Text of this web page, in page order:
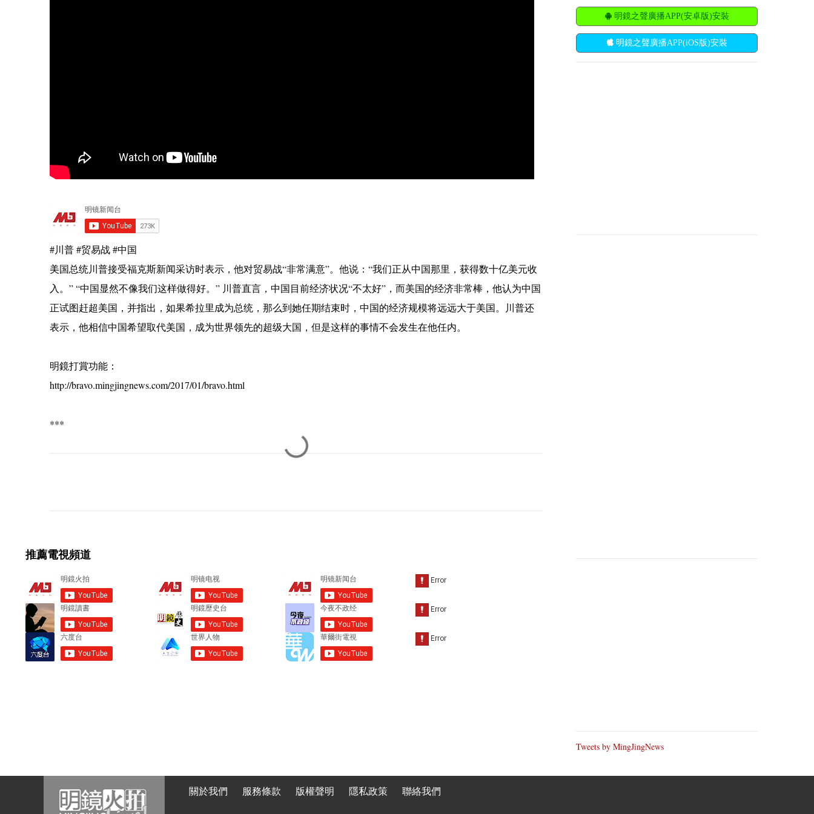
#川普 #贸易战 #中国
美国总统川普接受福克斯新闻采访时表示，他对贸易战“非常满意”。他说：“我们正从中国那里，获得数十亿美元收
入。” “中国显然不像我们这样做得好。” 川普直言，中国目前经济状况“不太好”，而美国的经济非常棒，他认为中国
正试图赶超美国，并指出，如果希拉里成为总统，那么到她任期结束时，中国的经济规模将远远大于美国。川普还
表示，他相信中国希望取代美国，成为世界领先的超级大国，但是这样的事情不会发生在他任内。
明鏡打賞功能：
http://bravo.mingjingnews.com/2017/01/bravo.html
***
n
s
推薦電視頻道
明鏡之聲廣播APP(安卓版)安裝
明鏡之聲廣播APP(iOS版)安裝
Tweets by MingJingNews
關於我們 服務條款 版權聲明 隱私政策 聯絡我們